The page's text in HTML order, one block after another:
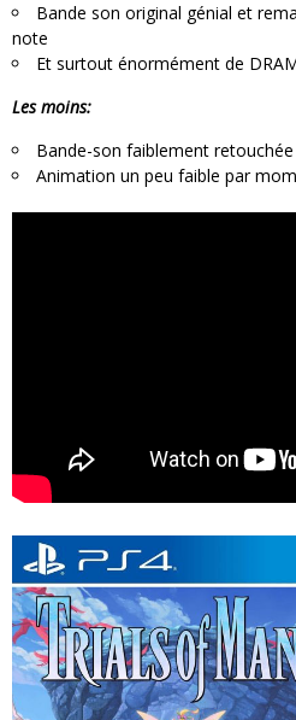
Bande son original génial et
note
Et surtout énormément de
Les moins:
Bande-son faiblement retouchée
Animation un peu faible par